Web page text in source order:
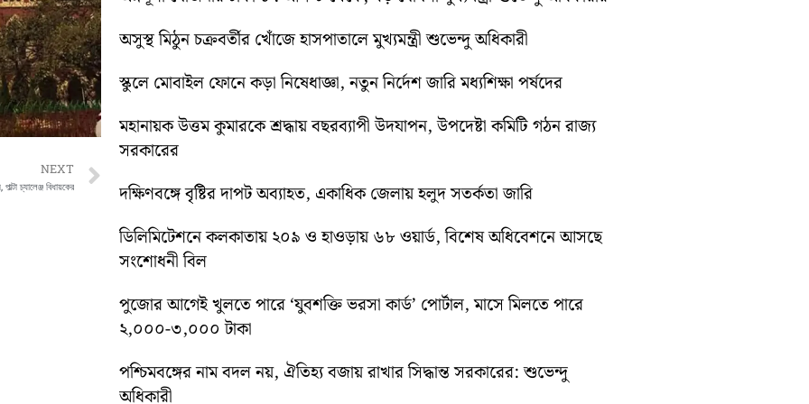
NEXT
চ্যালেঞ্জ বিধায়কের Next
অসুস্থ মিঠুন চক্রবর্তীর খোঁজে হাসপাতালে মুখ্যমন্ত্রী শুভেন্দু অধিকারী
স্কুলে মোবাইল ফোনে কড়া নিষেধাজ্ঞা, নতুন নির্দেশ জারি মধ্যশিক্ষা পর্ষদের
মহানায়ক উত্তম কুমারকে শ্রদ্ধায় বছরব্যাপী উদযাপন, উপদেষ্টা কমিটি গঠন রাজ্য
সরকারের
দক্ষিণবঙ্গে বৃষ্টির দাপট অব্যাহত, একাধিক জেলায় হলুদ সতর্কতা জারি
ডিলিমিটেশনে কলকাতায় ২০৯ ও হাওড়ায় ৬৮ ওয়ার্ড, বিশেষ অধিবেশনে আসছে
সংশোধনী বিল
পুজোর আগেই খুলতে পারে ‘যুবশক্তি ভরসা কার্ড’ পোর্টাল, মাসে মিলতে পারে
২,০০০-৩,০০০ টাকা
পশ্চিমবঙ্গের নাম বদল নয়, ঐতিহ্য বজায় রাখার সিদ্ধান্ত সরকারের: শুভেন্দু
অধিকারী